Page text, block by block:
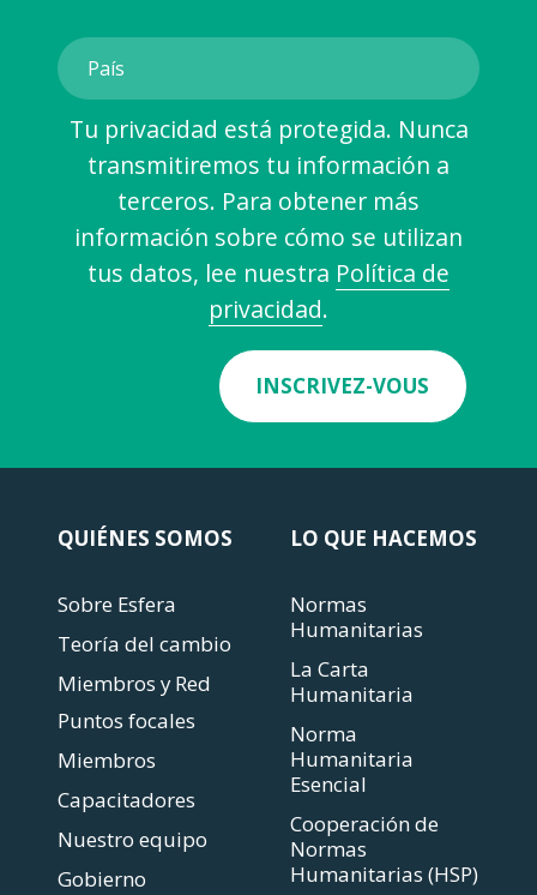
Tu privacidad está protegida. Nunca
transmitiremos tu información a
terceros. Para obtener más
información sobre cómo se utilizan
tus datos, lee nuestra Política de
privacidad.
INSCRIVEZ-VOUS
QUIÉNES SOMOS
Sobre Esfera
Teoría del cambio
Miembros y Red
Puntos focales
Miembros
Capacitadores
Nuestro equipo
Gobierno
LO QUE HACEMOS
Normas
Humanitarias
La Carta
Humanitaria
Norma
Humanitaria
Esencial
Cooperación de
Normas
Humanitarias (HSP)